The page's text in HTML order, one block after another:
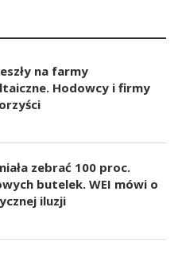
na farmy
Hodowcy i firmy
zebrać 100 proc.
butelek. WEI mówi o
iluzji